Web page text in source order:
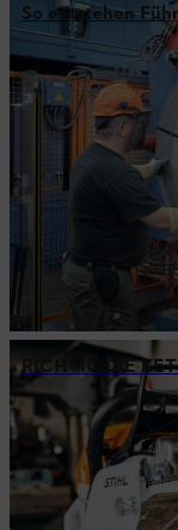
So entstehen
RICHTIG DIE